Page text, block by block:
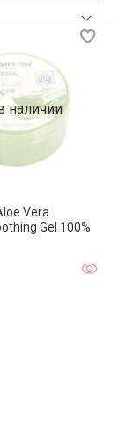
наличии
Vera
Gel 100%